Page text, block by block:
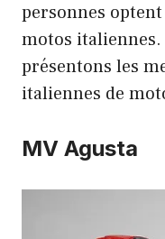
personnes
motos
présentons les
italiennes de
MV Agusta